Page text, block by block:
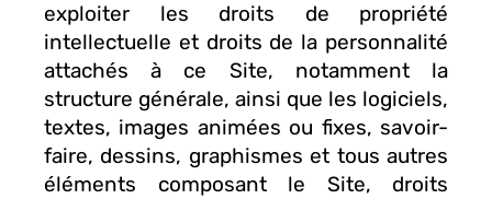
exploiter les droits de propriété
intellectuelle et droits de la personnalité
attachés à ce Site, notamment la
structure générale, ainsi que les logiciels,
textes, images animées ou fixes, savoir-
faire, dessins, graphismes et tous autres
éléments composant le Site, droits